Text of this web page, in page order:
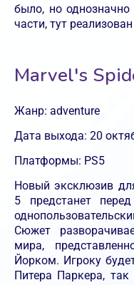
было, но
части, тут
Marvel's
Жанр: adventure
Дата выхода: 20
Платформы: PS5
Новый эксклюзив
5 предстанет
Сюжет
мира,
Йорком. Игроку
Питера Паркера,